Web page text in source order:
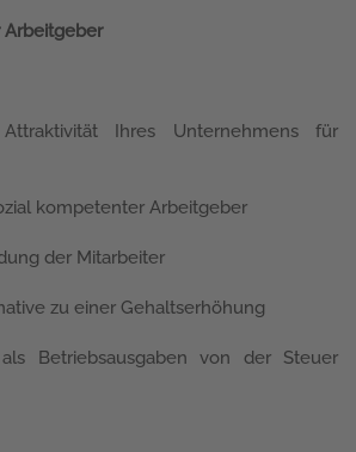
Arbeitgeber
Ihres Unternehmens für
kompetenter Arbeitgeber
der Mitarbeiter
zu einer Gehaltserhöhung
Betriebsausgaben von der Steuer